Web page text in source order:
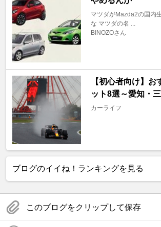
マツダがMazda2の国内
な マツダの名 ...
BINOZOさん
【初心者向け】お
ット8選～愛知・
カーライフ
ブログのイイね！ランキングを見る
このブログをクリップして保存